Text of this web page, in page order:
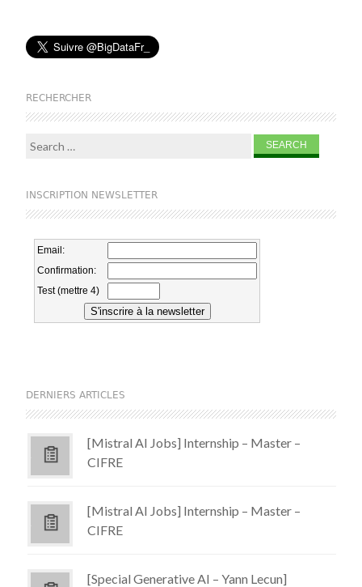
RECHERCHER
Search for:
INSCRIPTION NEWSLETTER
DERNIERS ARTICLES
[Mistral AI Jobs] Internship – Master –
CIFRE
[Mistral AI Jobs] Internship – Master –
CIFRE
[Special Generative AI – Yann Lecun]